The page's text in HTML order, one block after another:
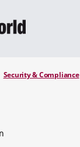
Security & Compliance